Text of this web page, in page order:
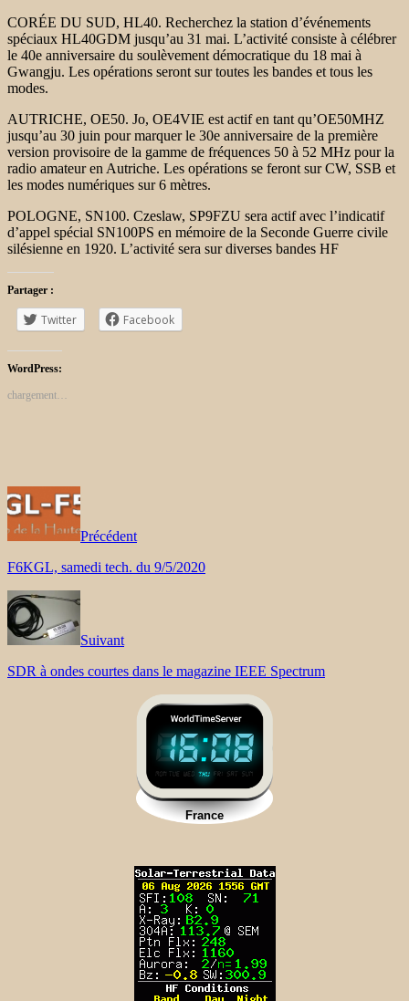
CORÉE DU SUD, HL40. Recherchez la station d’événements
spéciaux HL40GDM jusqu’au 31 mai. L’activité consiste à célébrer
le 40e anniversaire du soulèvement démocratique du 18 mai à
Gwangju. Les opérations seront sur toutes les bandes et tous les
modes.
AUTRICHE, OE50. Jo, OE4VIE est actif en tant qu’OE50MHZ
jusqu’au 30 juin pour marquer le 30e anniversaire de la première
version provisoire de la gamme de fréquences 50 à 52 MHz pour la
radio amateur en Autriche. Les opérations se feront sur CW, SSB et
les modes numériques sur 6 mètres.
POLOGNE, SN100. Czeslaw, SP9FZU sera actif avec l’indicatif
d’appel spécial SN100PS en mémoire de la Seconde Guerre civile
silésienne en 1920. L’activité sera sur diverses bandes HF
Partager :
Twitter Facebook
WordPress:
chargement…
Précédent
F6KGL, samedi tech. du 9/5/2020
Suivant
SDR à ondes courtes dans le magazine IEEE Spectrum